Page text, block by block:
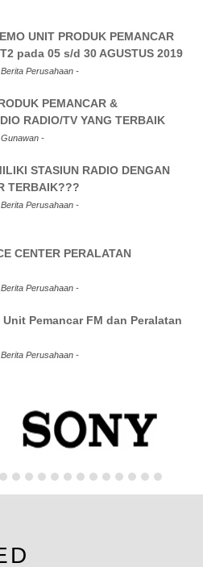
UNIT PRODUK PEMANCAR
pada 05 s/d 30 AGUSTUS 2019
Perusahaan -
PEMANCAR &
RADIO/TV YANG TERBAIK
-
STASIUN RADIO DENGAN
TERBAIK???
Perusahaan -
CENTER PERALATAN
Perusahaan -
Pemancar FM dan Peralatan
Perusahaan -